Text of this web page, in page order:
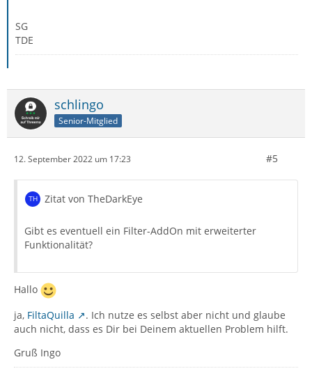
SG
TDE
schlingo
Senior-Mitglied
12. September 2022 um 17:23 #5
Zitat von TheDarkEye
Gibt es eventuell ein Filter-AddOn mit erweiterter
Funktionalität?
Hallo
ja, FiltaQuilla
. Ich nutze es selbst aber nicht und glaube
auch nicht, dass es Dir bei Deinem aktuellen Problem hilft.
Gruß Ingo